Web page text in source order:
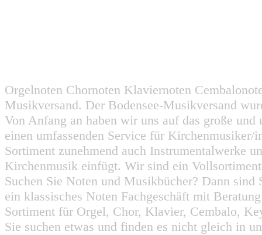
Orgelnoten Chornoten Klaviernoten
Musikversand. Der Bodensee-Musikversand
Von Anfang an haben wir uns auf das große
einen umfassenden Service für
Sortiment zunehmend auch Instrumentalwerke
Kirchenmusik einfügt. Wir sind ein
Suchen Sie Noten und Musikbücher? Dann
ein klassisches Noten Fachgeschäft mit
Sortiment für Orgel, Chor, Klavier, Cembalo,
Sie suchen etwas und finden es nicht gleich in